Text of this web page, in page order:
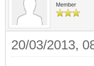
Member
20/03/2013,